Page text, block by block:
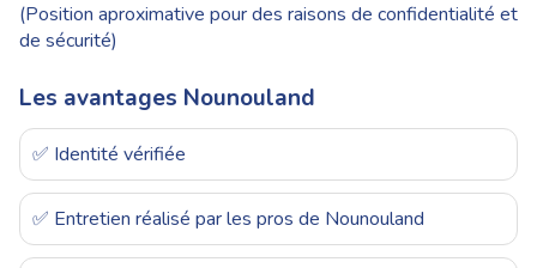
(Position aproximative pour des raisons de confidentialité et
de sécurité)
Les avantages Nounouland
✅ Identité vérifiée
✅ Entretien réalisé par les pros de Nounouland